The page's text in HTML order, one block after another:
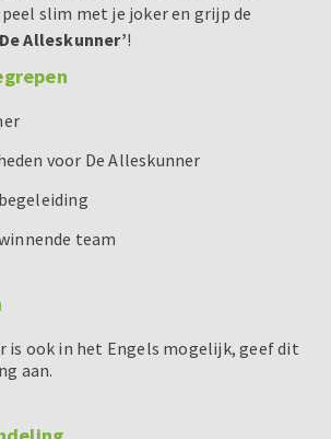
slim met je joker en grijp de
Alleskunner’!
voor De Alleskunner
team
is ook in het Engels mogelijk, geef dit
aan.